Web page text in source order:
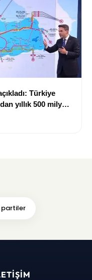
Türkiye
yıllık 500 milyon